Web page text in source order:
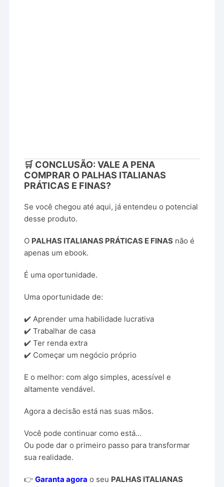
🛒 CONCLUSÃO: VALE A PENA
COMPRAR O PALHAS ITALIANAS
PRÁTICAS E FINAS?
Se você chegou até aqui, já entendeu o potencial
desse produto.
O PALHAS ITALIANAS PRÁTICAS E FINAS não é
apenas um ebook.
É uma oportunidade.
Uma oportunidade de:
✔️ Aprender uma habilidade lucrativa
✔️ Trabalhar de casa
✔️ Ter renda extra
✔️ Começar um negócio próprio
E o melhor: com algo simples, acessível e
altamente vendável.
Agora a decisão está nas suas mãos.
Você pode continuar como está…
Ou pode dar o primeiro passo para transformar
sua realidade.
👉Garanta agora o seu PALHAS ITALIANAS